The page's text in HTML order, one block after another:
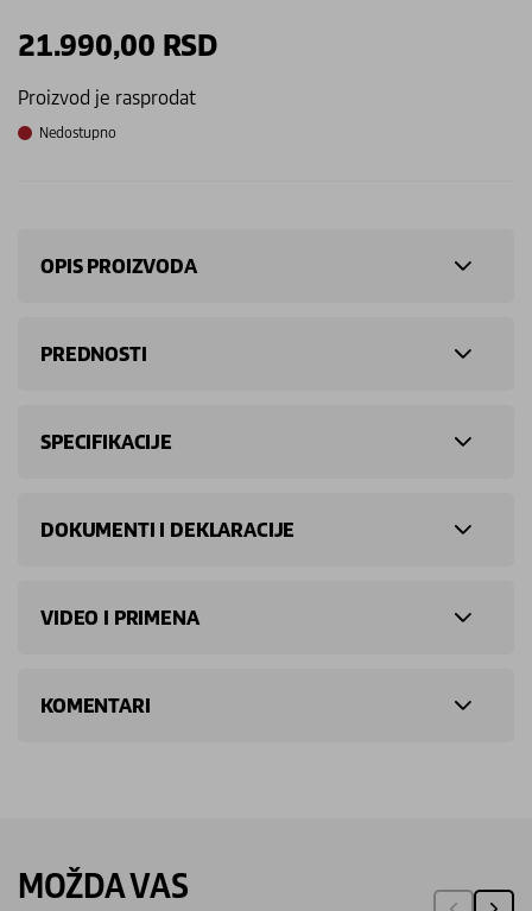
21.990,00 RSD
Proizvod je rasprodat
Nedostupno
OPIS PROIZVODA
PREDNOSTI
SPECIFIKACIJE
DOKUMENTI I DEKLARACIJE
VIDEO I PRIMENA
KOMENTARI
MOŽDA VAS